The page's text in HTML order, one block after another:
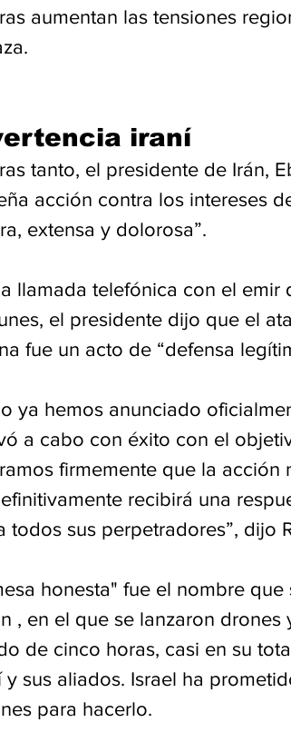
aumentan las tensiones
iraní
tanto, el presidente de Irán,
acción contra los intereses
extensa y dolorosa”.
llamada telefónica con el emir
el presidente dijo que el
fue un acto de “defensa
ya hemos anunciado
a cabo con éxito con el
firmemente que la
recibirá una
todos sus perpetradores”, dijo
honesta" fue el nombre
, en el que se lanzaron
de cinco horas, casi en su
y sus aliados. Israel ha
para hacerlo.